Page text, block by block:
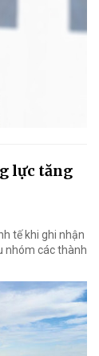
lực tăng
tế khi ghi nhận
nhóm các thành